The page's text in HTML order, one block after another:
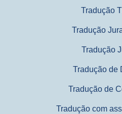
Tradução
Tradução
Tradução
Tradução de
Tradução de
Tradução com